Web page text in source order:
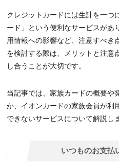
クレジットカードには生計を一つ
ード」という便利なサービスがあ
用情報への影響など、注意すべき
を検討する際は、メリットと注意
し合うことが大切です。
当記事では、家族カードの概要や
か、イオンカードの家族会員が利
できないサービスについて解説し
いつものお支払